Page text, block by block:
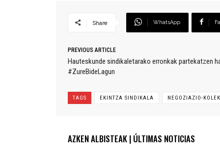
Share WhatsApp
PREVIOUS ARTICLE
Hauteskunde sindikaletarako erronkak partekatzen
#ZureBideLagun
TAGS EKINTZA SINDIKALA NEGOZIAZIO-
AZKEN ALBISTEAK | ÚLTIMAS NOTICIAS